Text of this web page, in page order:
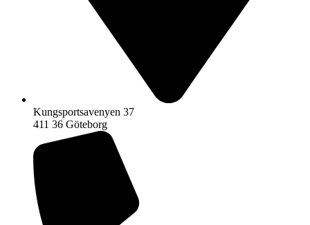
Kungsportsavenyen 37
411 36 Göteborg